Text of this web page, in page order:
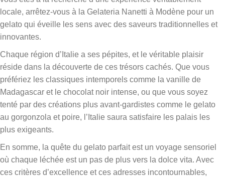
locale, arrêtez-vous à la Gelateria Nanetti à Modène pour un
gelato qui éveille les sens avec des saveurs traditionnelles et
innovantes.
Chaque région d’Italie a ses pépites, et le véritable plaisir
réside dans la découverte de ces trésors cachés. Que vous
préfériez les classiques intemporels comme la vanille de
Madagascar et le chocolat noir intense, ou que vous soyez
tenté par des créations plus avant-gardistes comme le gelato
au gorgonzola et poire, l’Italie saura satisfaire les palais les
plus exigeants.
En somme, la quête du gelato parfait est un voyage sensoriel
où chaque léchée est un pas de plus vers la dolce vita. Avec
ces critères d’excellence et ces adresses incontournables,